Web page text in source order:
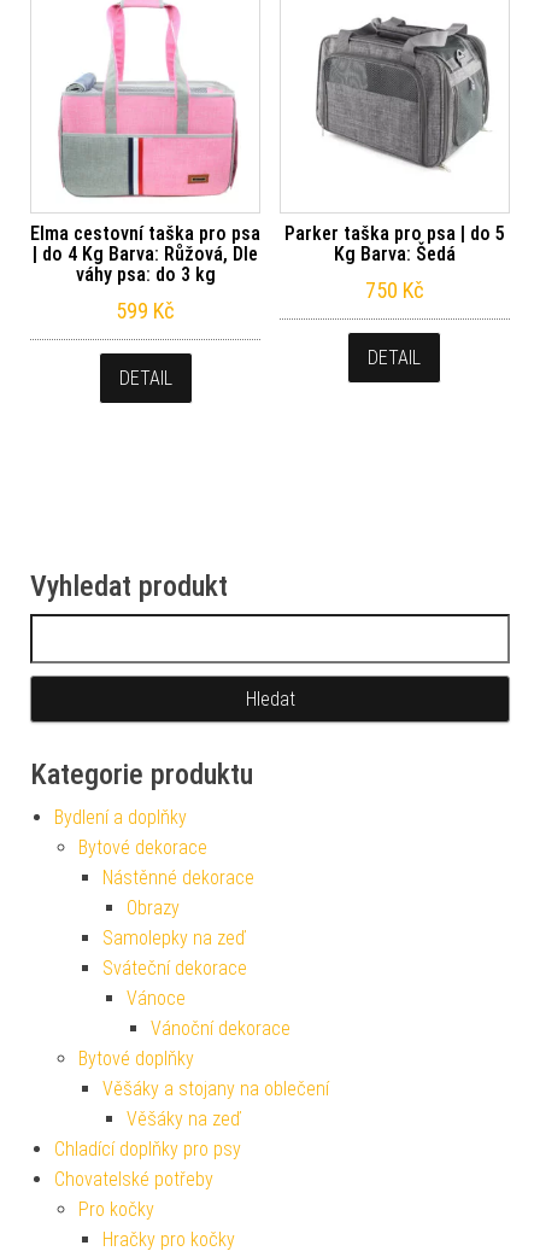
Elma cestovní taška pro psa
| do 4 Kg Barva: Růžová, Dle
váhy psa: do 3 kg
599 Kč
DETAIL
Parker taška pro psa | do 5
Kg Barva: Šedá
750 Kč
DETAIL
Vyhledat produkt
Kategorie produktu
Bydlení a doplňky
Bytové dekorace
Nástěnné dekorace
Obrazy
Samolepky na zeď
Sváteční dekorace
Vánoce
Vánoční dekorace
Bytové doplňky
Věšáky a stojany na oblečení
Věšáky na zeď
Chladící doplňky pro psy
Chovatelské potřeby
Pro kočky
Hračky pro kočky